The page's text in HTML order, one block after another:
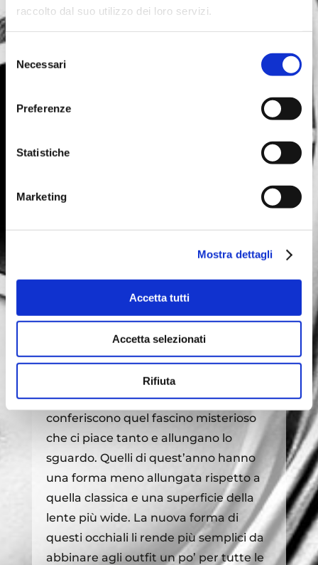
raccolto dal suo utilizzo dei loro servizi.
delNecessari
Preferenze
Statistiche
Marketing
Mostra dettagli
Accetta tutti
Accetta selezionati
Rifiuta
occhiali sono pensati come parte
durante il giorno, ma da sfoggiare
Non è un caso che gli occhiali da vista
trend di quest’anno. I modelli di moda
almeno un’opzione per far apparire al
Ecco quelli tra cui scegliere in base al
Gli occhiali da vista dalla forma “Cat
Eye” diventata iconica negli anni ’60 e
’70 fanno ritorno in una veste diversa.
Sono ai vertici della classifica tra i
modelli più gettonati, in quanto
conferiscono quel fascino misterioso
che ci piace tanto e allungano lo
sguardo. Quelli di quest’anno hanno
una forma meno allungata rispetto a
quella classica e una superficie della
lente più wide. La nuova forma di
questi occhiali li rende più semplici da
abbinare agli outfit un po’ per tutte le